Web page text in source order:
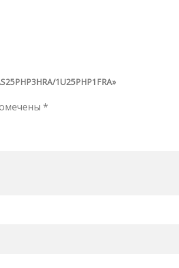
1U25PHP1FRA»
*